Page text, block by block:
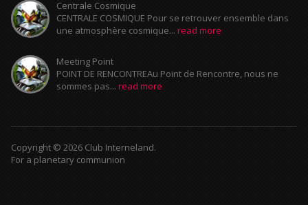
Centrale Cosmique
CENTRALE COSMIQUE Pour se retrouver ensemble dans
une atmosphère cosmique... read more
Meeting Point
POINT DE RENCONTREAu Point de Rencontre, nous ne
sommes pas... read more
Copyright © 2026 Club Interneland.
For a planetary communion